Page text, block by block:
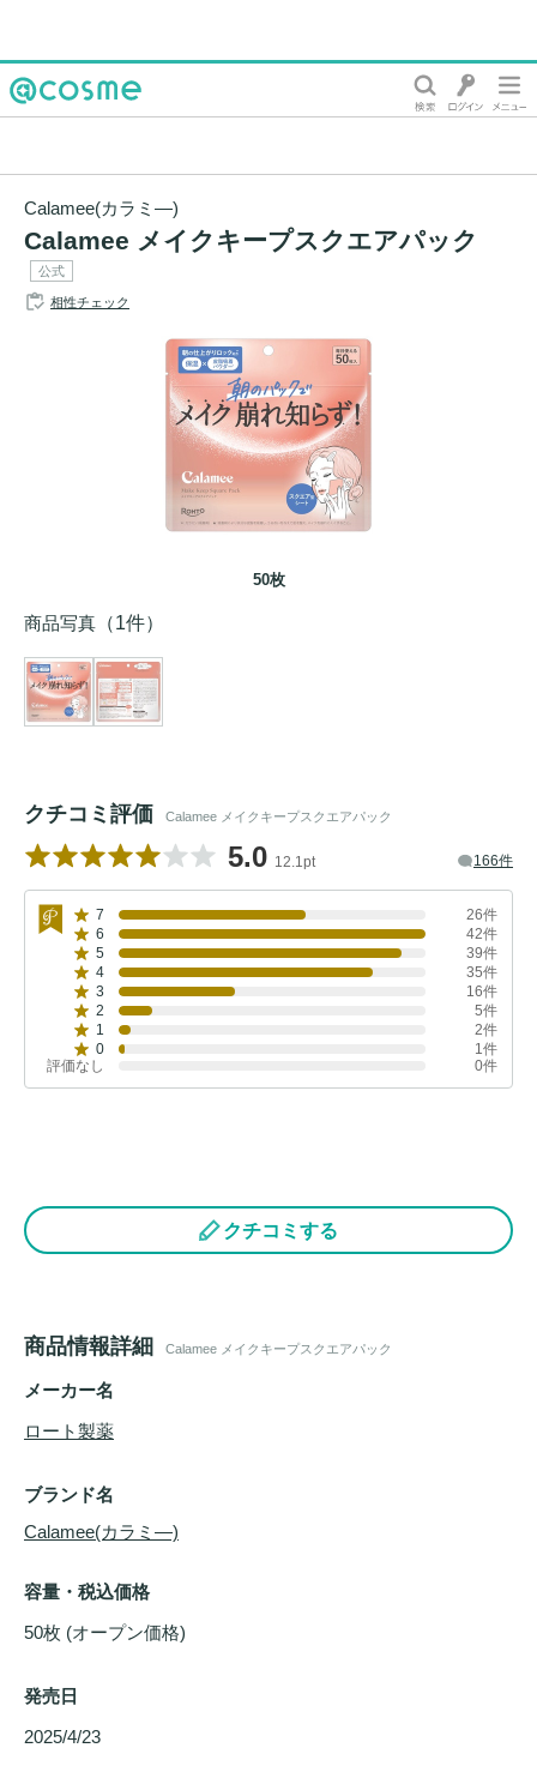
Calamee(カラミ―)
Calamee メイクキープスクエアパック
公式
相性チェック
50枚
商品写真 （1件）
クチコミ評価 Calamee メイクキープスクエアパック
5.0 12.1pt 166件
7
26件
6
42件
5
39件
4
35件
3
16件
2
5件
1
2件
0
1件
評価なし
0件
クチコミする
商品情報詳細 Calamee メイクキープスクエアパック
メーカー名
ロート製薬
ブランド名
Calamee(カラミ―)
容量・税込価格
50枚 (オープン価格)
発売日
2025/4/23